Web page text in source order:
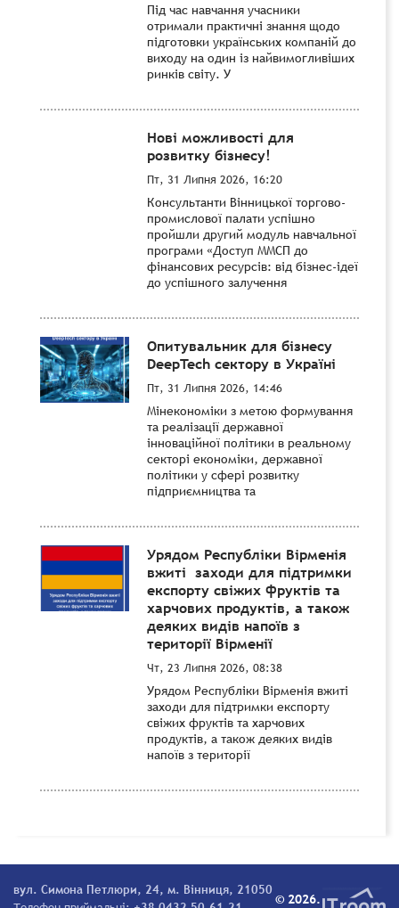
Під час навчання учасники
отримали практичні знання щодо
підготовки українських компаній до
виходу на один із найвимогливіших
ринків світу. У
Нові можливості для
розвитку бізнесу!
Пт, 31 Липня 2026, 16:20
Консультанти Вінницької торгово-
промислової палати успішно
пройшли другий модуль навчальної
програми «Доступ ММСП до
фінансових ресурсів: від бізнес-ідеї
до успішного залучення
Опитувальник для бізнесу
DeepTech сектору в Україні
Пт, 31 Липня 2026, 14:46
Мінекономіки з метою формування
та реалізації державної
інноваційної політики в реальному
секторі економіки, державної
політики у сфері розвитку
підприємництва та
Урядом Республіки Вірменія
вжиті заходи для підтримки
експорту свіжих фруктів та
харчових продуктів, а також
деяких видів напоїв з
території Вірменії
Чт, 23 Липня 2026, 08:38
Урядом Республіки Вірменія вжиті
заходи для підтримки експорту
свіжих фруктів та харчових
продуктів, а також деяких видів
напоїв з території
вул. Симона Петлюри, 24, м. Вінниця, 21050
© 2026.